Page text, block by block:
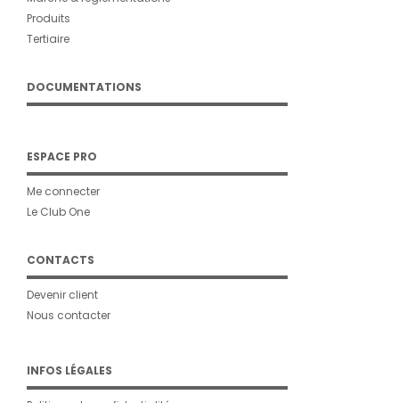
Produits
Tertiaire
DOCUMENTATIONS
ESPACE PRO
Me connecter
Le Club One
CONTACTS
Devenir client
Nous contacter
INFOS LÉGALES